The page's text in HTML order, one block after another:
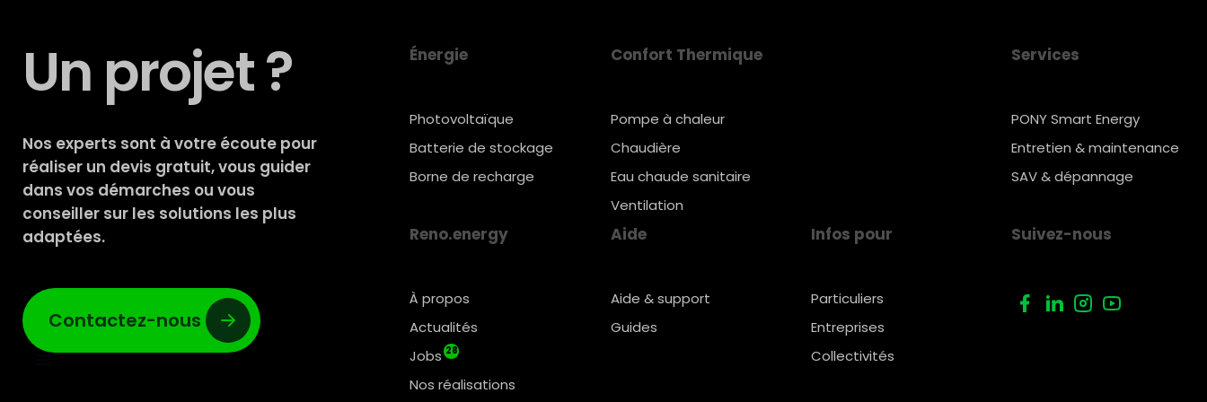
Un projet ?
Nos experts sont à votre écoute pour
réaliser un devis gratuit, vous guider
dans vos démarches ou vous
conseiller sur les solutions les plus
adaptées.
Contactez-nous
Énergie
Photovoltaïque
Batterie de stockage
Borne de recharge
Confort Thermique
Pompe à chaleur
Chaudière
Eau chaude sanitaire
Ventilation
Services
PONY Smart Energy
Entretien & maintenance
SAV & dépannage
Reno.energy
À propos
Actualités
Jobs 28
Nos réalisations
Aide
Aide & support
Guides
Infos pour
Particuliers
Entreprises
Collectivités
Suivez-nous